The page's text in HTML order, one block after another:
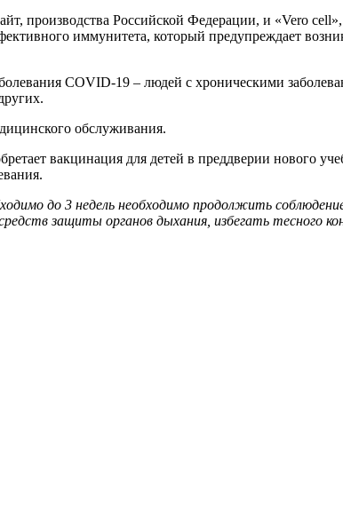
производства Российской Федерации, и «Vero
иммунитета, который предупреждает
COVID-19 – людей с хроническими
обслуживания.
вакцинация для детей в преддверии нового
до 3 недель необходимо продолжить
защиты органов дыхания, избегать тесного